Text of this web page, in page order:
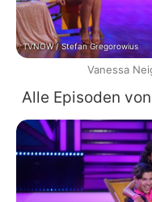
Alle Episoden
TVNOW / Stefan Gregorowius
Vanessa